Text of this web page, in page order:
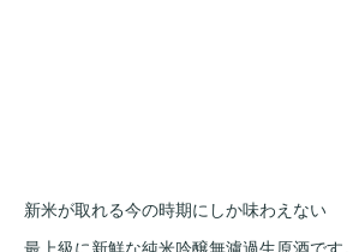
新米が取れる今の時期にしか味わえない